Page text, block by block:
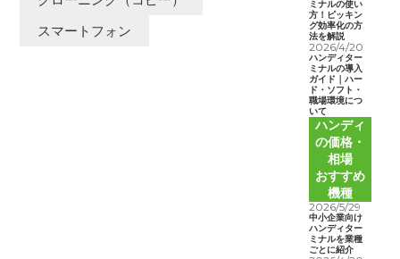
スマートフォン
ミナルの使い
方！ピッキン
グ効率化の方
法を解説
2026/4/20
ハンディター
ミナルの導入
ガイド｜ハー
ド・ソフト・
職場環境につ
いて
ハンディ
の価格・
相場
おすすめ
機種
2026/5/29
中小企業向け
ハンディター
ミナルを業種
ごとに紹介